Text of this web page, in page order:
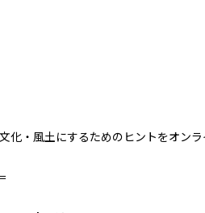
化・風土にするためのヒントをオン